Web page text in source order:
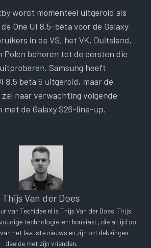
wordt momenteel uitgerold als
One UI 8.5-bèta voor de Galaxy
in de VS, het VK, Duitsland,
Polen behoren tot de eersten die
Samsung heeft
8.5 beta 5 uitgerold, maar de
naar verwachting volgende
met de Galaxy S26-line-up.
Thijs Van der Does
van Techidee.nl is Thijs Van der Does. Thijs
technologie-enthousiast, die altijd op
het laatste nieuws en zijn ontdekkingen
deelde met zijn vrienden.